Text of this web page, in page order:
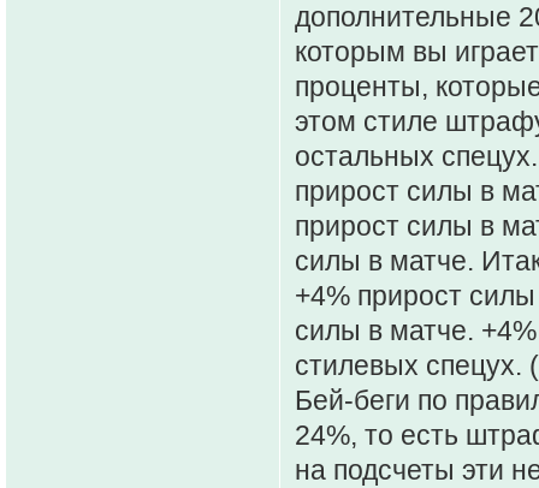
дополнительные
которым вы
проценты,
этом стиле
остальных
прирост силы в
прирост силы в
силы в матче.
+4% прирост
силы в матче.
стилевых спецух.
Бей-беги по
24%, то есть
на подсчеты эти